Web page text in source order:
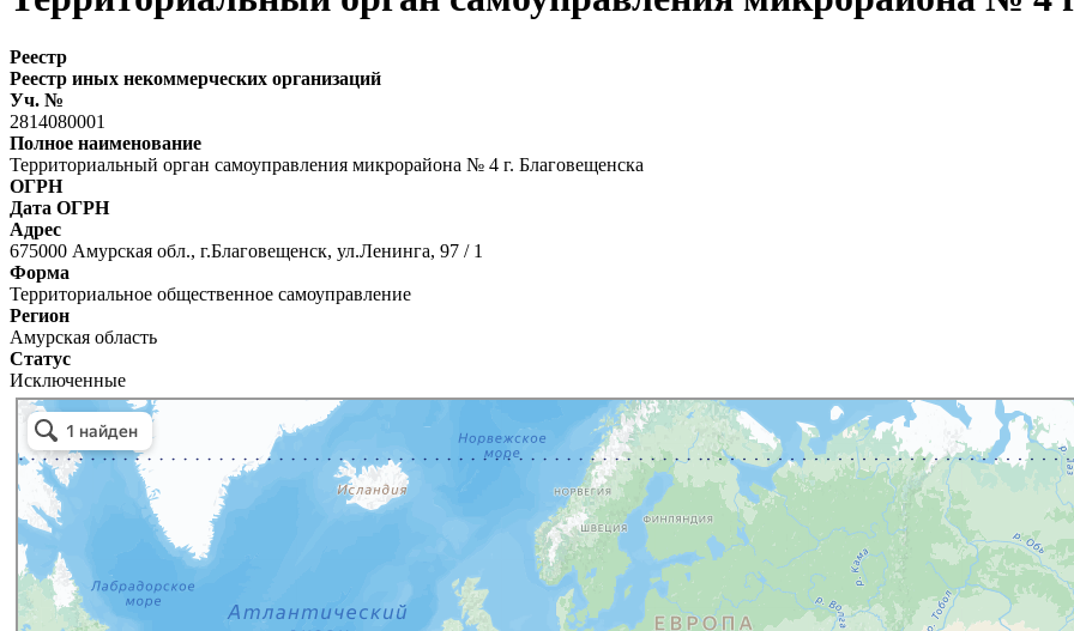
Реестр
Реестр иных некоммерческих организаций
Уч. №
2814080001
Полное наименование
Территориальный орган самоуправления микрорайона № 4 г. Благовещенска
ОГРН
Дата ОГРН
Адрес
675000 Амурская обл., г.Благовещенск, ул.Ленинга, 97 / 1
Форма
Территориальное общественное самоуправление
Регион
Амурская область
Статус
Исключенные